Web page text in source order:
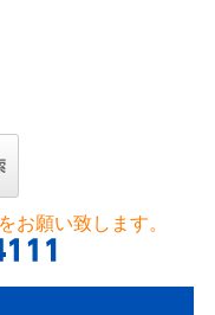
お願い致します。